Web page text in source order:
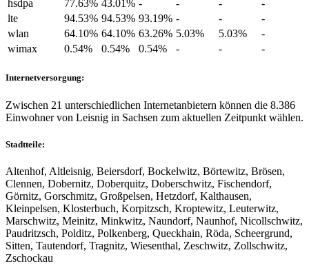
hsdpa 77.63% 43.01% - - -
-
lte
94.53% 94.53% 93.19% - -
-
wlan
64.10% 64.10% 63.26% 5.03% 5.03%
-
wimax
0.54% 0.54% 0.54% - - -
Internetversorgung:
Zwischen 21 unterschiedlichen Internetanbietern können die 8.386
Einwohner von Leisnig in Sachsen zum aktuellen Zeitpunkt wählen.
Stadtteile:
Altenhof, Altleisnig, Beiersdorf, Bockelwitz, Börtewitz, Brösen,
Clennen, Dobernitz, Doberquitz, Doberschwitz, Fischendorf,
Görnitz, Gorschmitz, Großpelsen, Hetzdorf, Kalthausen,
Kleinpelsen, Klosterbuch, Korpitzsch, Kroptewitz, Leuterwitz,
Marschwitz, Meinitz, Minkwitz, Naundorf, Naunhof, Nicollschwitz,
Paudritzsch, Polditz, Polkenberg, Queckhain, Röda, Scheergrund,
Sitten, Tautendorf, Tragnitz, Wiesenthal, Zeschwitz, Zollschwitz,
Zschockau